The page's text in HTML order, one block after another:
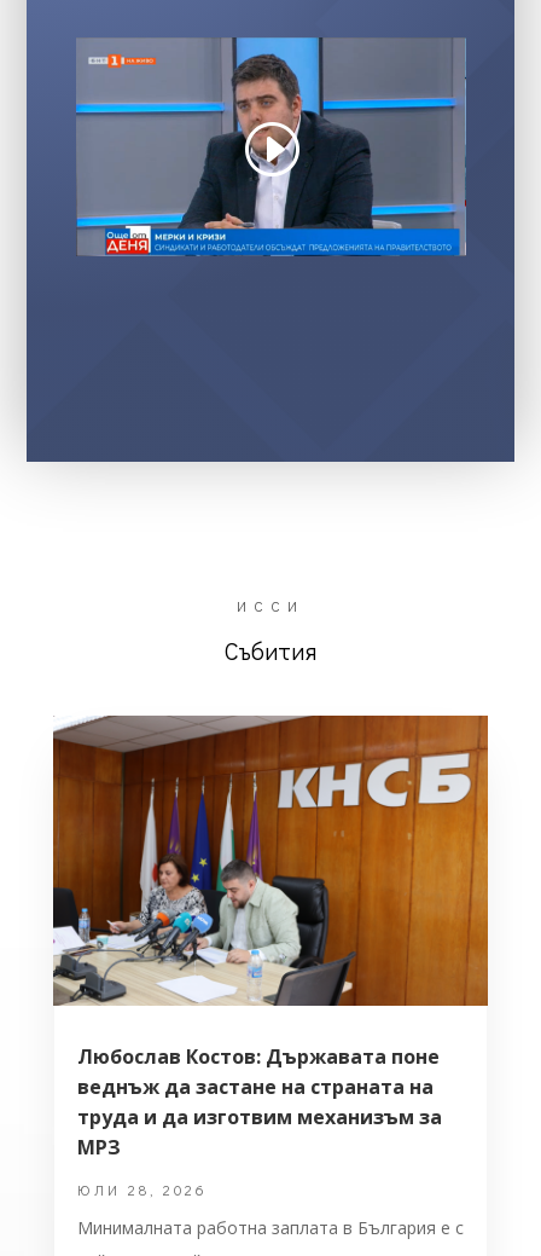
ИССИ
Събития
Любослав Костов: Държавата поне
веднъж да застане на страната на
труда и да изготвим механизъм за
МРЗ
ЮЛИ 28, 2026
Минималната работна заплата в България е с